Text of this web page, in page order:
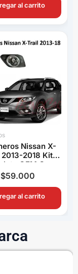
al carrito
Nissan X-
2018 Kit
OEM Con
y Relay
$59.000
al carrito